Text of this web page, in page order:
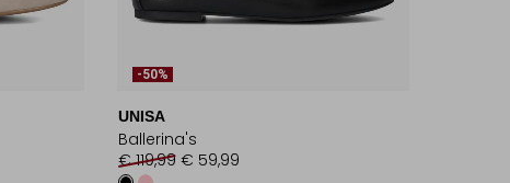
-50%
UNISA
Ballerina's
€ 119,99 € 59,99